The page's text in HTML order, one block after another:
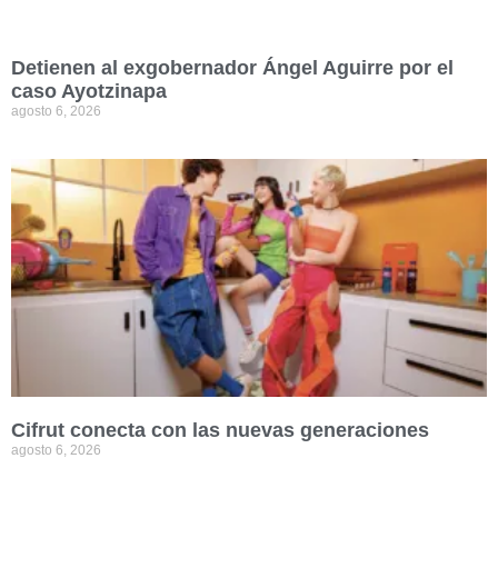
Detienen al exgobernador Ángel Aguirre por el
caso Ayotzinapa
agosto 6, 2026
Cifrut conecta con las nuevas generaciones
agosto 6, 2026